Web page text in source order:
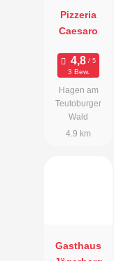
Pizzeria
Caesaro
3 Bew.
Hagen am
Teutoburger
Wald
4.9 km
Gasthaus